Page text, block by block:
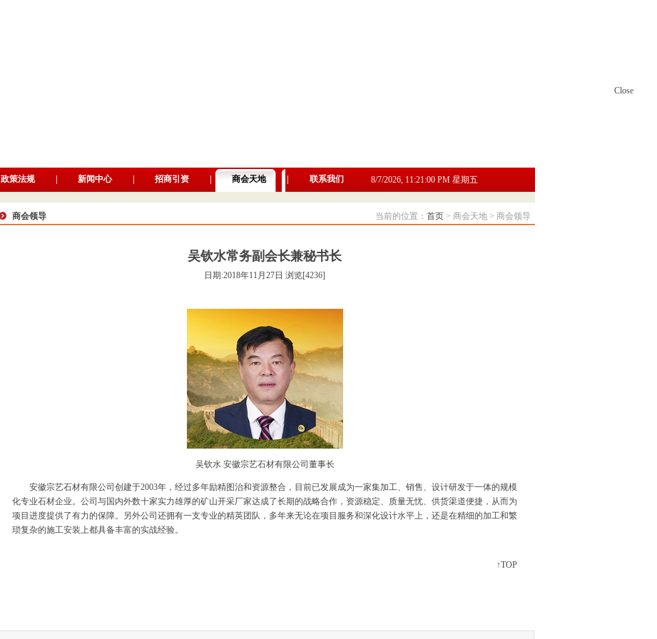
Close
政策法规 新闻中心 招商引资 商会天地 联系我们 8/7/2026, 11:21:00 PM 星期五
商会领导 当前的位置： 首页 > 商会天地 > 商会领导
吴钦水常务副会长兼秘书长
日期:2018年11月27日 浏览[4236]
吴钦水 安徽宗艺石材有限公司董事长
安徽宗艺石材有限公司创建于2003年，经过多年励精图治和资源整合，目前已发展成为一家集加工、销售、设计研发于一体的规模
化专业石材企业。公司与国内外数十家实力雄厚的矿山开采厂家达成了长期的战略合作，资源稳定、质量无忧、供货渠道便捷，从而为
项目进度提供了有力的保障。另外公司还拥有一支专业的精英团队，多年来无论在项目服务和深化设计水平上，还是在精细的加工和繁
琐复杂的施工安装上都具备丰富的实战经验。
↑TOP